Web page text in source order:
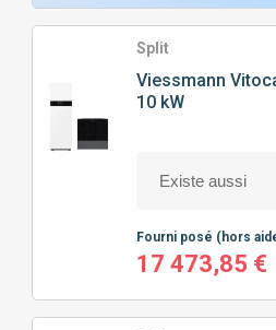
Split
Viessmann
10 kW
Fourni posé (hors
17 473,85 €